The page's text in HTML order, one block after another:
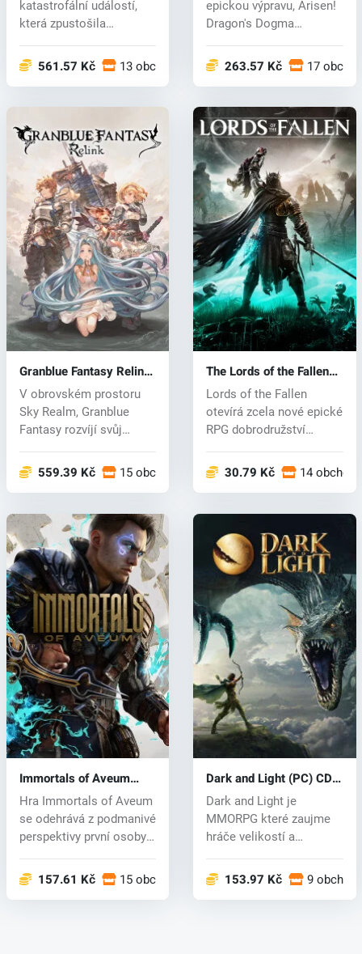
katastrofální událostí,
která zpustošila
561.57 Kč 13 obchodech
epickou výpravu, Arisen!
Dragon's Dogma
263.57 Kč 17
Granblue Fantasy Relink
(PC) key
V obrovském prostoru
Sky Realm, Granblue
Fantasy rozvíjí svůj
559.39 Kč 15 obchodech
The Lords of the Fallen
(PC) key
Lords of the Fallen
otevírá zcela nové epické
RPG dobrodružství
30.79 Kč 14
Immortals of Aveum
(PC) key
Hra Immortals of Aveum
se odehrává z podmanivé
perspektivy první osoby.
157.61 Kč 15 obchodech
Dark and Light (PC) CD
key
Dark and Light je
MMORPG které zaujme
hráče velikostí a
153.97 Kč 9